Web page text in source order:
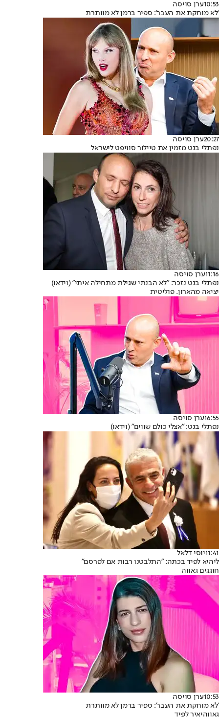
10:53ערן סויסה
'לא מוחקת את העבר': ספיר ברמן לא מוותרת
20:27ערן סויסה
נפתלי בנט מזמין את טיילור סוויפט לישראל
11:16ערן סויסה
נפתלי בנט נזכר: "לא הבנתי שגילת מתחילה איתי" (וידאו)
יציאה מהארון. פוליטית
16:55ערן סויסה
נפתלי בנט: "אצלי כולם שווים" (וידאו)
11:41יוסי דלאל
ליהיא לפיד בכתה: "התלבטנו רבות אם לפרסם"
חוגגים גאווה
10:53ערן סויסה
'לא מוחקת את העבר': ספיר ברמן לא מוותרת
גאווהיאיר לפיד